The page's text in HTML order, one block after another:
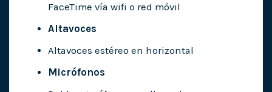
FaceTime vía wifi o red móvil
Altavoces
Altavoces estéreo en horizontal
Micrófonos